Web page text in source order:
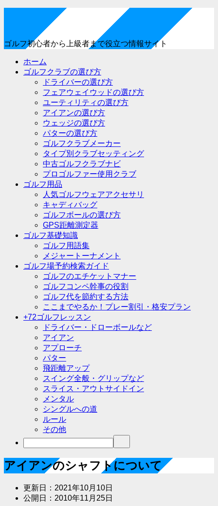
ゴルフ初心者から上級者まで役立つ情報サイト
ホーム
ゴルフクラブの選び方
ドライバーの選び方
フェアウェイウッドの選び方
ユーティリティの選び方
アイアンの選び方
ウェッジの選び方
パターの選び方
ゴルフクラブメーカー
タイプ別クラブセッティング
中古ゴルフクラブナビ
プロゴルファー使用クラブ
ゴルフ用品
人気ゴルフウェアアクセサリ
キャディバッグ
ゴルフボールの選び方
GPS距離測定器
ゴルフ基礎知識
ゴルフ用語集
メジャートーナメント
ゴルフ場予約検索ガイド
ゴルフのエチケットマナー
ゴルフコンペ幹事の役割
ゴルフ代を節約する方法
ここまでやるか！プレー割引・格安プラン
+72ゴルフレッスン
ドライバー・ドローボールなど
アイアン
アプローチ
パター
飛距離アップ
スイング全般・グリップなど
スライス・アウトサイドイン
メンタル
シングルへの道
ルール
その他
アイアンのシャフトについて
更新日： 2021年10月10日
公開日： 2010年11月25日